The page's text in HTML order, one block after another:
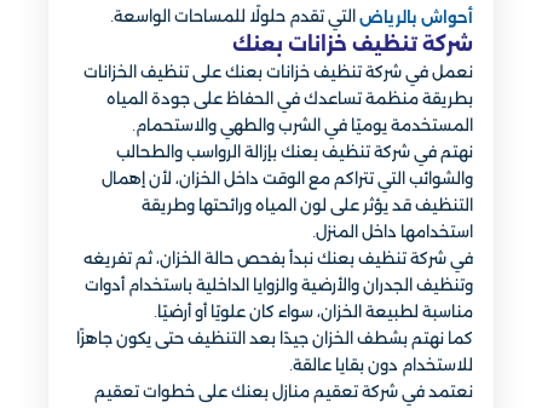
أحواش بالرياض التي تقدم حلولًا للمساحات الواسعة.
شركة تنظيف خزانات بعنك​
نعمل في شركة تنظيف خزانات بعنك على تنظيف الخزانات
بطريقة منظمة تساعدك في الحفاظ على جودة المياه
المستخدمة يوميًا في الشرب والطهي والاستحمام.
نهتم في شركة تنظيف بعنك بإزالة الرواسب والطحالب
والشوائب التي تتراكم مع الوقت داخل الخزان، لأن إهمال
التنظيف قد يؤثر على لون المياه ورائحتها وطريقة
استخدامها داخل المنزل.
في شركة تنظيف بعنك نبدأ بفحص حالة الخزان، ثم تفريغه
وتنظيف الجدران والأرضية والزوايا الداخلية باستخدام أدوات
مناسبة لطبيعة الخزان، سواء كان علويًا أو أرضيًا.
كما نهتم بشطف الخزان جيدًا بعد التنظيف حتى يكون جاهزًا
للاستخدام دون بقايا عالقة.
نعتمد في شركة تعقيم منازل بعنك على خطوات تعقيم